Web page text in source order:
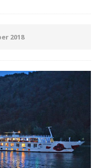
2018